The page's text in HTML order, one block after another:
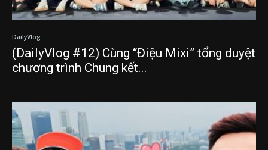
DailyVlog
(DailyVlog #12) Cùng “Điệu Mixi” tổng duyệt
chương trình Chung kết...